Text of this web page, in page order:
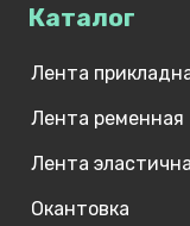
Каталог
Лента
Лента ременная
Лента
Окантовка